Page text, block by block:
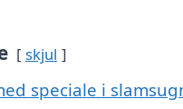
skjul
speciale i